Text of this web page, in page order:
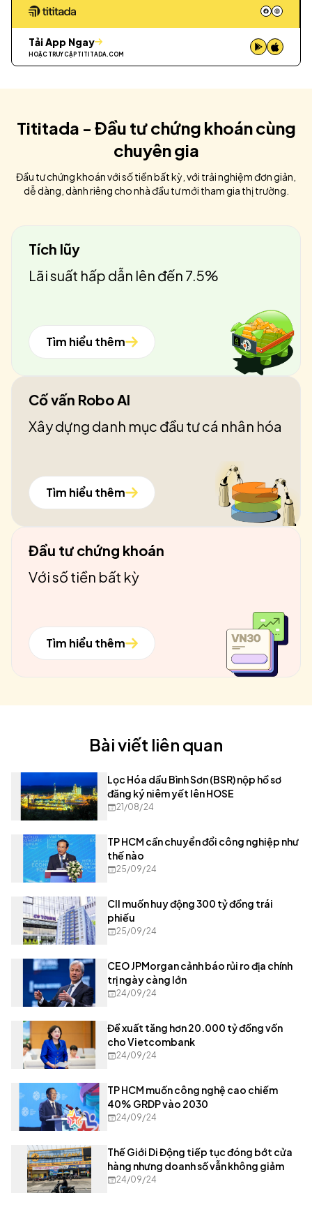
Tải App Ngay
HOẶC TRUY CẬP TITITADA.COM
Tititada - Đầu tư chứng khoán cùng
chuyên gia
Đầu tư chứng khoán với số tiền bất kỳ, với trải nghiệm đơn giản,
dễ dàng, dành riêng cho nhà đầu tư mới tham gia thị trường.
Tích lũy
Lãi suất hấp dẫn lên đến 7.5%
Tìm hiểu thêm
Cố vấn Robo AI
Xây dựng danh mục đầu tư cá nhân hóa
Tìm hiểu thêm
Đầu tư chứng khoán
Với số tiền bất kỳ
Tìm hiểu thêm
Bài viết liên quan
Lọc Hóa dầu Bình Sơn (BSR) nộp hồ sơ
đăng ký niêm yết lên HOSE
21/08/24
TP HCM cần chuyển đổi công nghiệp như
thế nào
25/09/24
CII muốn huy động 300 tỷ đồng trái
phiếu
25/09/24
CEO JPMorgan cảnh báo rủi ro địa chính
trị ngày càng lớn
24/09/24
Đề xuất tăng hơn 20.000 tỷ đồng vốn
cho Vietcombank
24/09/24
TP HCM muốn công nghệ cao chiếm
40% GRDP vào 2030
24/09/24
Thế Giới Di Động tiếp tục đóng bớt cửa
hàng nhưng doanh số vẫn không giảm
24/09/24